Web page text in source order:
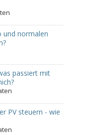
und normalen
passiert mit
PV steuern - wie